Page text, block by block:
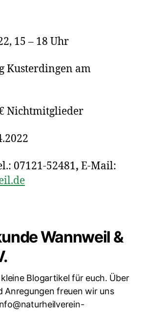
15 – 18 Uhr
Kusterdingen am
Nichtmitglieder
07121-52481, E-Mail:
Wannweil &
Blogartikel für euch. Über
Anregungen freuen wir uns